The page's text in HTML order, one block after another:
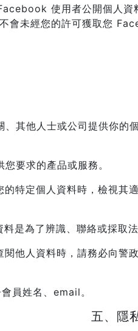
使用者公開個人資
會未經您的許可獲取您
其他人士或公司提供你的
要求的產品或服務。
特定個人資料時，檢視其
是為了辨識、聯絡或採取
他人資料時，請務必向警
員姓名、email。
五、隱